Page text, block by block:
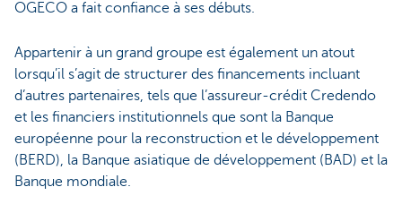
OGECO a fait confiance à ses débuts.
Appartenir à un grand groupe est également un atout
lorsqu’il s’agit de structurer des financements incluant
d’autres partenaires, tels que l’assureur-crédit Credendo
et les financiers institutionnels que sont la Banque
européenne pour la reconstruction et le développement
(BERD), la Banque asiatique de développement (BAD) et la
Banque mondiale.